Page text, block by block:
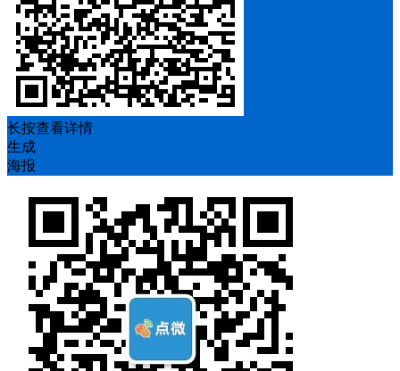
长按查看详情
生成
海报